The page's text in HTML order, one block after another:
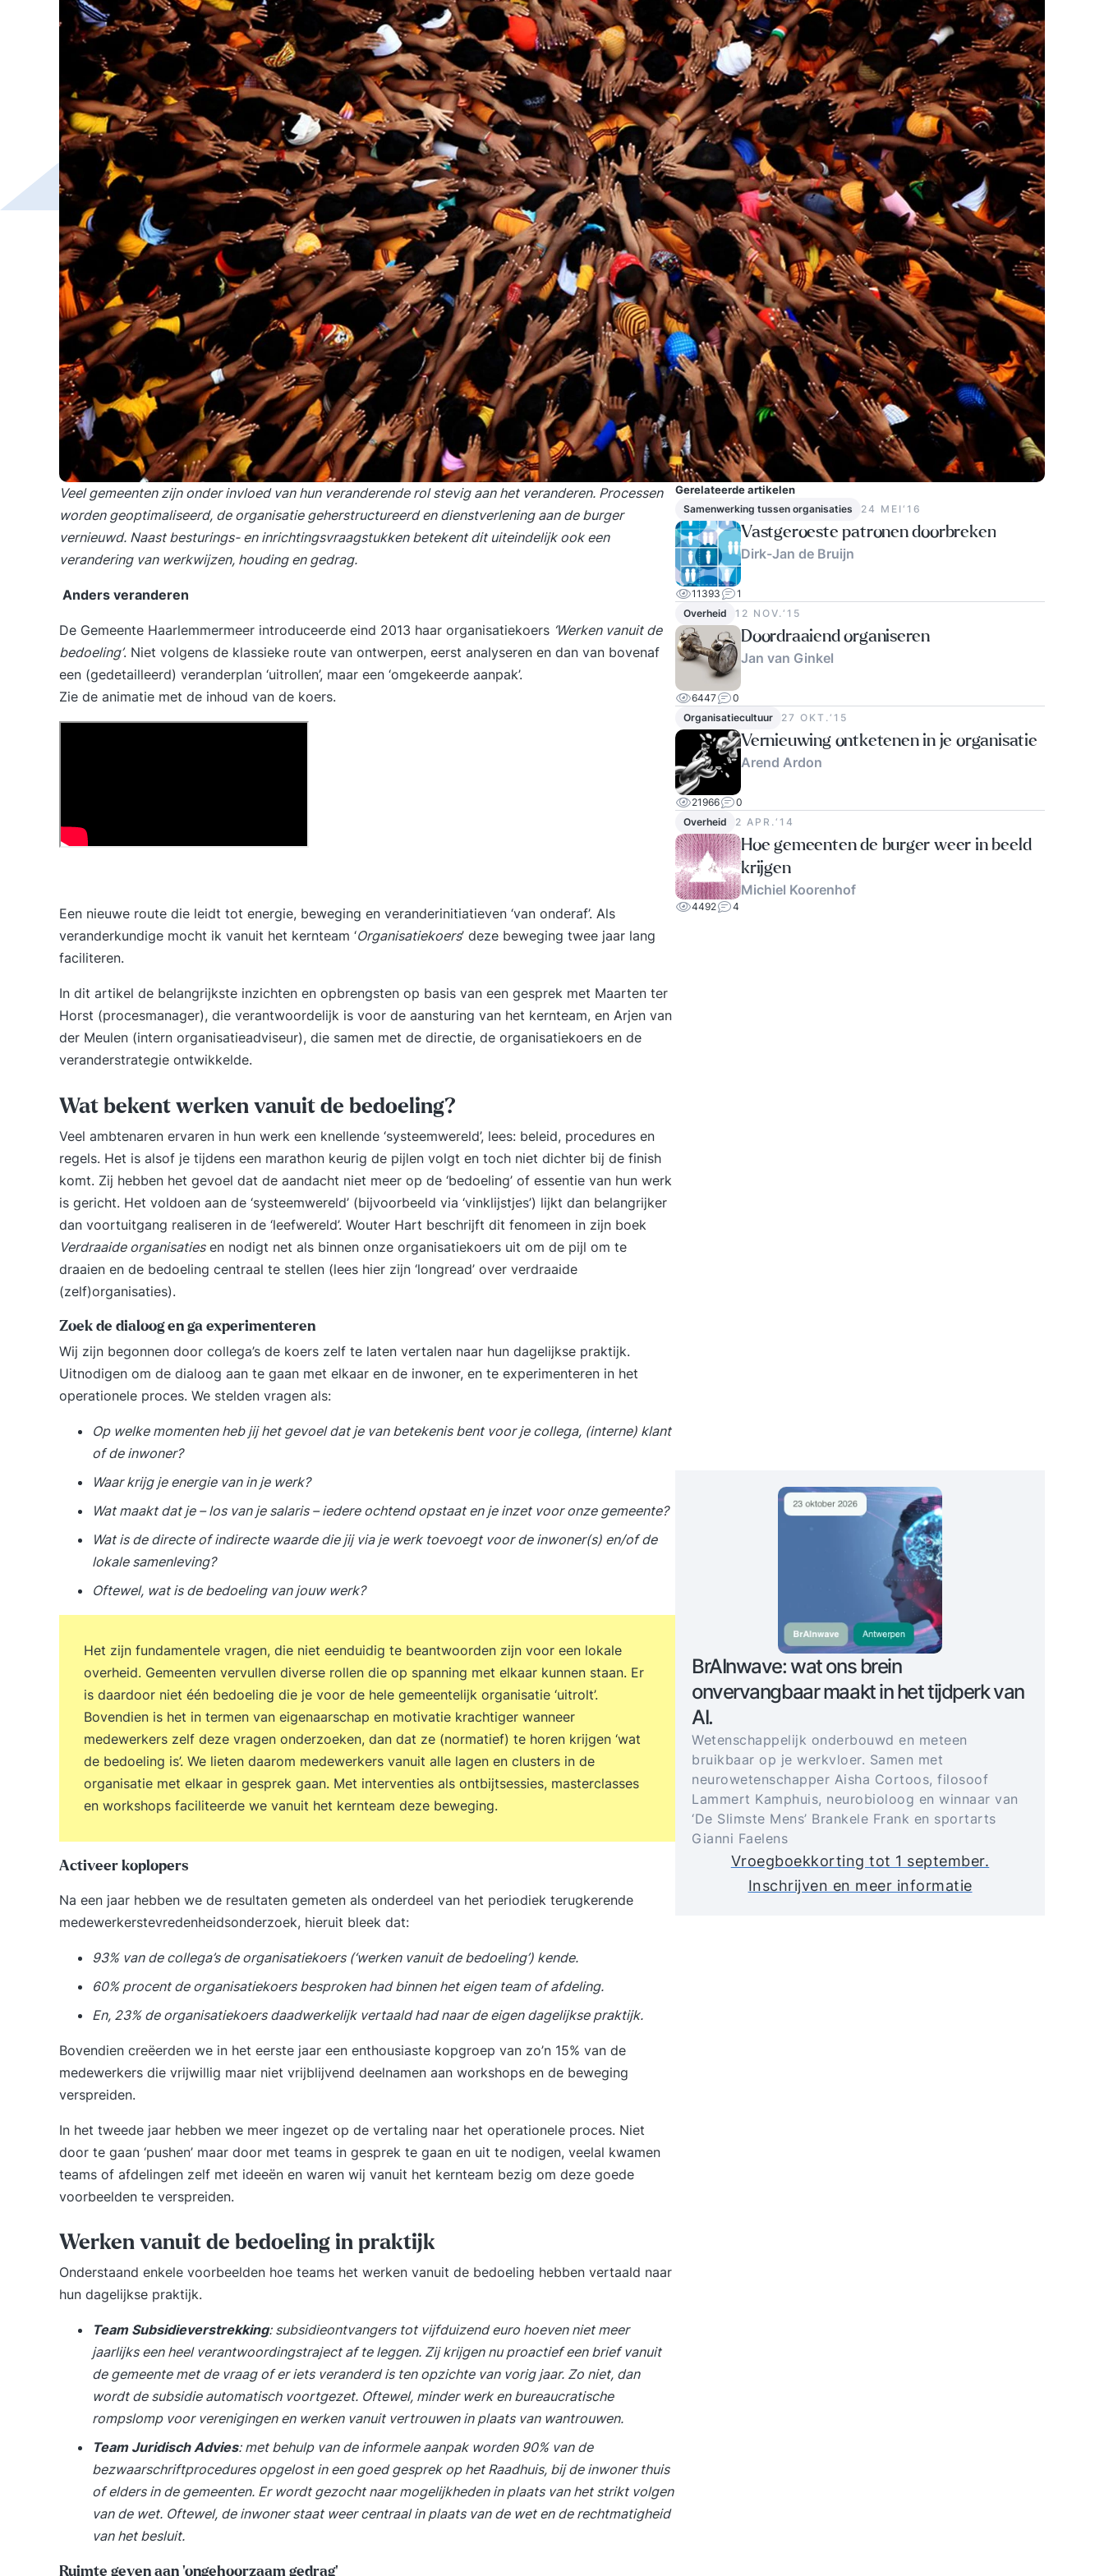
Veel gemeenten zijn onder invloed van hun veranderende rol stevig aan het veranderen. Processen
worden geoptimaliseerd, de organisatie geherstructureerd en dienstverlening aan de burger
vernieuwd. Naast besturings- en inrichtingsvraagstukken betekent dit uiteindelijk ook een
verandering van werkwijzen, houding en gedrag.
Anders veranderen
De Gemeente Haarlemmermeer introduceerde eind 2013 haar organisatiekoers ‘Werken vanuit de
bedoeling’. Niet volgens de klassieke route van ontwerpen, eerst analyseren en dan van bovenaf
een (gedetailleerd) veranderplan ‘uitrollen’, maar een ‘omgekeerde aanpak’.
Zie de animatie met de inhoud van de koers.
Een nieuwe route die leidt tot energie, beweging en veranderinitiatieven ‘van onderaf’. Als
veranderkundige mocht ik vanuit het kernteam ‘Organisatiekoers’ deze beweging twee jaar lang
faciliteren.
In dit artikel de belangrijkste inzichten en opbrengsten op basis van een gesprek met Maarten ter
Horst (procesmanager), die verantwoordelijk is voor de aansturing van het kernteam, en Arjen van
der Meulen (intern organisatieadviseur), die samen met de directie, de organisatiekoers en de
veranderstrategie ontwikkelde.
Wat bekent werken vanuit de bedoeling?
Veel ambtenaren ervaren in hun werk een knellende ‘systeemwereld’, lees: beleid, procedures en
regels. Het is alsof je tijdens een marathon keurig de pijlen volgt en toch niet dichter bij de finish
komt. Zij hebben het gevoel dat de aandacht niet meer op de ‘bedoeling’ of essentie van hun werk
is gericht. Het voldoen aan de ‘systeemwereld’ (bijvoorbeeld via ‘vinklijstjes’) lijkt dan belangrijker
dan voortuitgang realiseren in de ‘leefwereld’. Wouter Hart beschrijft dit fenomeen in zijn boek
Verdraaide organisatiesen nodigt net als binnen onze organisatiekoers uit om de pijl om te
draaien en de bedoeling centraal te stellen (lees hier zijn ‘longread’ over verdraaide
(zelf)organisaties).
Zoek de dialoog en ga experimenteren
Wij zijn begonnen door collega’s de koers zelf te laten vertalen naar hun dagelijkse praktijk.
Uitnodigen om de dialoog aan te gaan met elkaar en de inwoner, en te experimenteren in het
operationele proces. We stelden vragen als:
Op welke momenten heb jij het gevoel dat je van betekenis bent voor je collega, (interne) klant
of de inwoner?
Waar krijg je energie van in je werk?
Wat maakt dat je – los van je salaris – iedere ochtend opstaat en je inzet voor onze gemeente?
Wat is de directe of indirecte waarde die jij via je werk toevoegt voor de inwoner(s) en/of de
lokale samenleving?
Oftewel, wat is de bedoeling van jouw werk?
Het zijn fundamentele vragen, die niet eenduidig te beantwoorden zijn voor een lokale
overheid. Gemeenten vervullen diverse rollen die op spanning met elkaar kunnen staan. Er
is daardoor niet één bedoeling die je voor de hele gemeentelijk organisatie ‘uitrolt’.
Bovendien is het in termen van eigenaarschap en motivatie krachtiger wanneer
medewerkers zelf deze vragen onderzoeken, dan dat ze (normatief) te horen krijgen ‘wat
de bedoeling is’. We lieten daarom medewerkers vanuit alle lagen en clusters in de
organisatie met elkaar in gesprek gaan. Met interventies als ontbijtsessies, masterclasses
en workshops faciliteerde we vanuit het kernteam deze beweging.
Activeer koplopers
Na een jaar hebben we de resultaten gemeten als onderdeel van het periodiek terugkerende
medewerkerstevredenheidsonderzoek, hieruit bleek dat:
93% van de collega’s de organisatiekoers (‘werken vanuit de bedoeling’) kende.
60% procent de organisatiekoers besproken had binnen het eigen team of afdeling.
En, 23% de organisatiekoers daadwerkelijk vertaald had naar de eigen dagelijkse praktijk.
Bovendien creëerden we in het eerste jaar een enthousiaste kopgroep van zo’n 15% van de
medewerkers die vrijwillig maar niet vrijblijvend deelnamen aan workshops en de beweging
verspreiden.
In het tweede jaar hebben we meer ingezet op de vertaling naar het operationele proces. Niet
door te gaan ‘pushen’ maar door met teams in gesprek te gaan en uit te nodigen, veelal kwamen
teams of afdelingen zelf met ideeën en waren wij vanuit het kernteam bezig om deze goede
voorbeelden te verspreiden.
Werken vanuit de bedoeling in praktijk
Onderstaand enkele voorbeelden hoe teams het werken vanuit de bedoeling hebben vertaald naar
hun dagelijkse praktijk.
Team Subsidieverstrekking: subsidieontvangers tot vijfduizend euro hoeven niet meer
jaarlijks een heel verantwoordingstraject af te leggen. Zij krijgen nu proactief een brief vanuit
de gemeente met de vraag of er iets veranderd is ten opzichte van vorig jaar. Zo niet, dan
wordt de subsidie automatisch voortgezet. Oftewel, minder werk en bureaucratische
rompslomp voor verenigingen en werken vanuit vertrouwen in plaats van wantrouwen.
Team Juridisch Advies: met behulp van de informele aanpak worden 90% van de
bezwaarschriftprocedures opgelost in een goed gesprek op het Raadhuis, bij de inwoner thuis
of elders in de gemeenten. Er wordt gezocht naar mogelijkheden in plaats van het strikt volgen
van de wet. Oftewel, de inwoner staat weer centraal in plaats van de wet en de rechtmatigheid
van het besluit.
Ruimte geven aan ‘ongehoorzaam gedrag’
Gerelateerde artikelen
Samenwerking tussen organisaties 24 MEI‘16
Vastgeroeste patronen doorbreken
Dirk-Jan de Bruijn
11393
1
Overheid
12 NOV.‘15
Doordraaiend organiseren
Jan van Ginkel
6447
0
Organisatiecultuur
27 OKT.‘15
Vernieuwing ontketenen in je organisatie
Arend Ardon
21966
0
Overheid
2 APR.‘14
Hoe gemeenten de burger weer in beeld
krijgen
Michiel Koorenhof
4492 4
BrAInwave: wat ons brein
onvervangbaar maakt in het tijdperk van
AI.
Wetenschappelijk onderbouwd en meteen
bruikbaar op je werkvloer. Samen met
neurowetenschapper Aisha Cortoos, filosoof
Lammert Kamphuis, neurobioloog en winnaar van
‘De Slimste Mens’ Brankele Frank en sportarts
Gianni Faelens
Vroegboekkorting tot 1 september.
Inschrijven en meer informatie